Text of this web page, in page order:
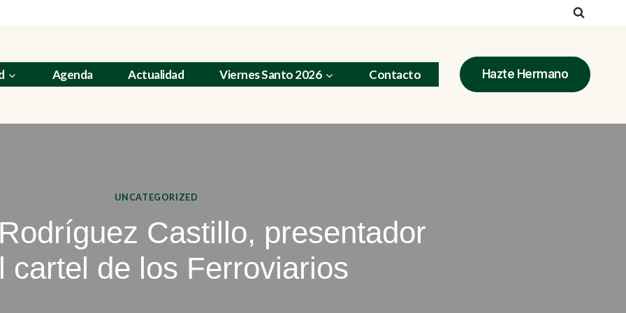
Agenda Actualidad Viernes Santo 2026 Contacto Hazte Hermano
UNCATEGORIZED
Castillo, presentador
cartel de los Ferroviarios